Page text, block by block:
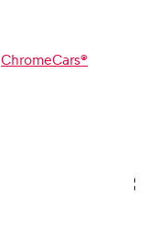
ChromeCars®